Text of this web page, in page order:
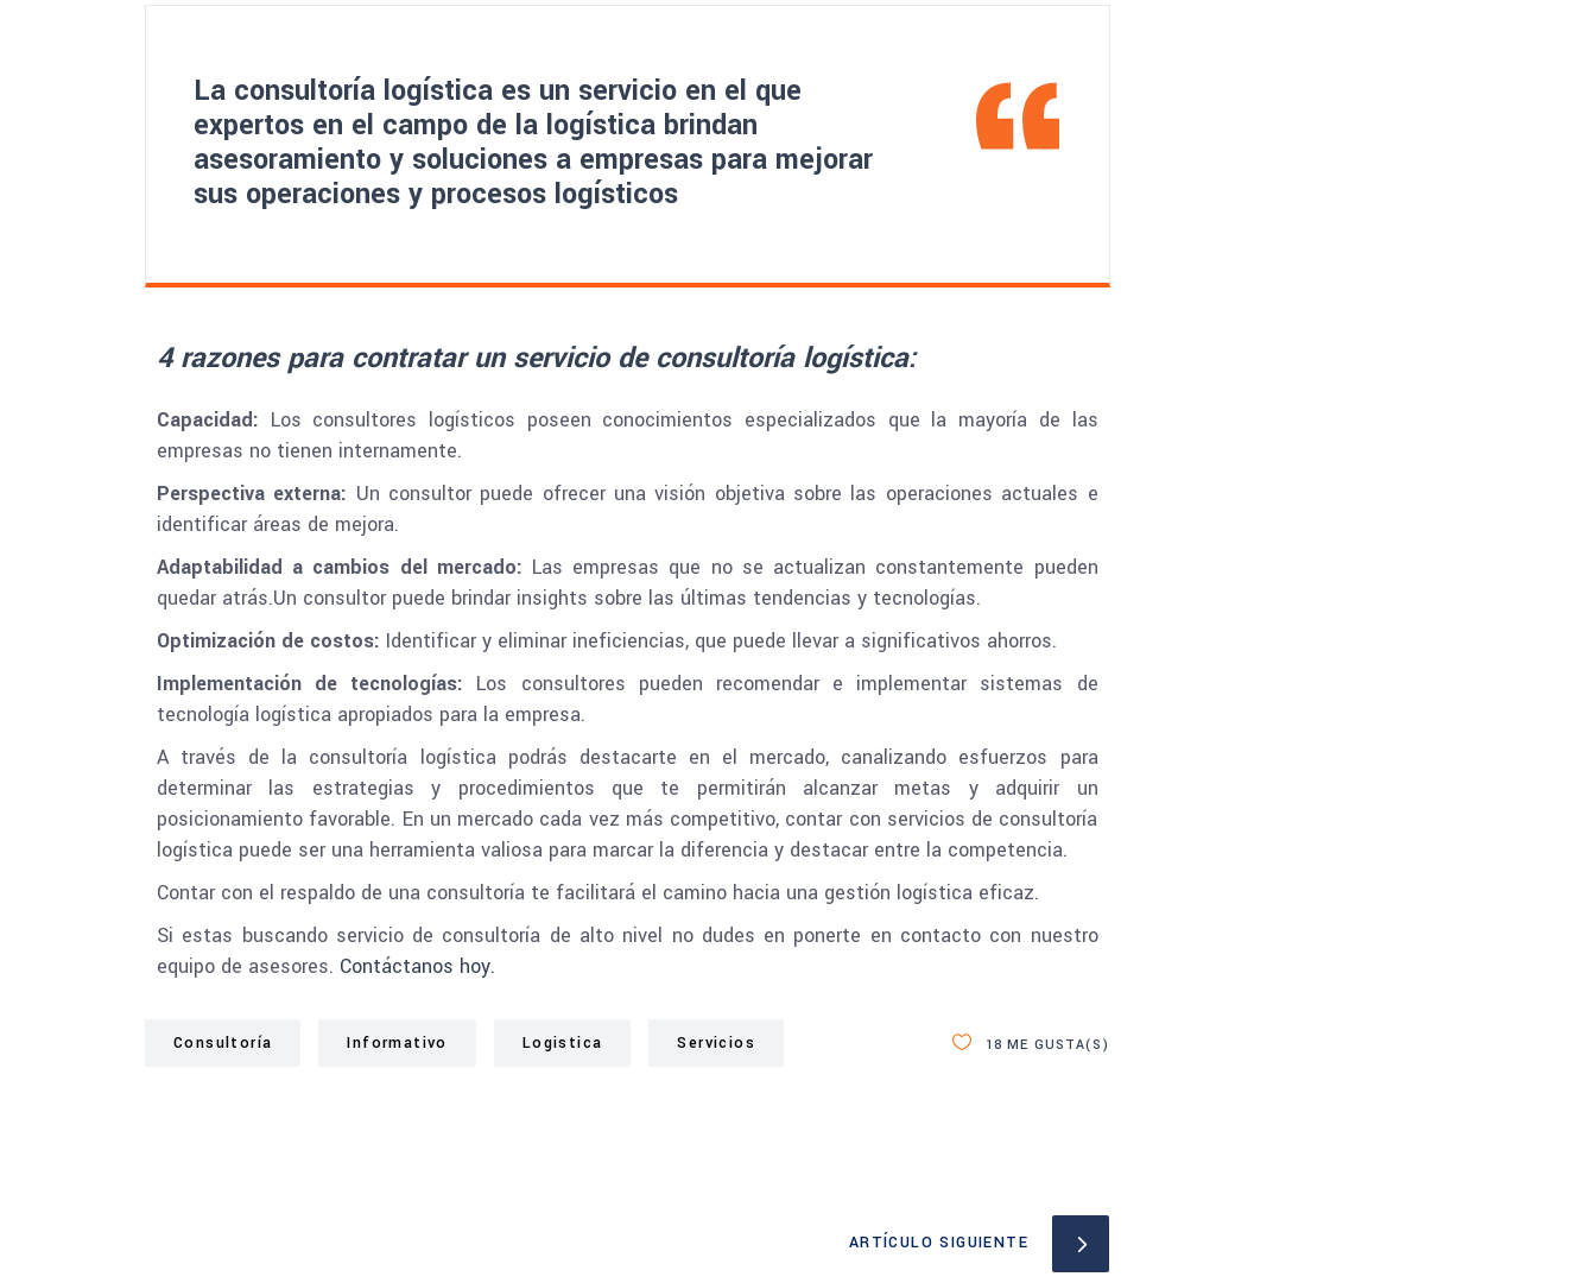
La consultoría logística es un servicio en el que
expertos en el campo de la logística brindan
asesoramiento y soluciones a empresas para mejorar
sus operaciones y procesos logísticos
4 razones para contratar un servicio de consultoría logística:
Capacidad: Los consultores logísticos poseen conocimientos especializados que la mayoría de las
empresas no tienen internamente.
Perspectiva externa: Un consultor puede ofrecer una visión objetiva sobre las operaciones actuales e
identificar áreas de mejora.
Adaptabilidad a cambios del mercado: Las empresas que no se actualizan constantemente pueden
quedar atrás.Un consultor puede brindar insights sobre las últimas tendencias y tecnologías.
Optimización de costos: Identificar y eliminar ineficiencias, que puede llevar a significativos ahorros.
Implementación de tecnologías: Los consultores pueden recomendar e implementar sistemas de
tecnología logística apropiados para la empresa.
A través de la consultoría logística podrás destacarte en el mercado, canalizando esfuerzos para
determinar las estrategias y procedimientos que te permitirán alcanzar metas y adquirir un
posicionamiento favorable. En un mercado cada vez más competitivo, contar con servicios de consultoría
logística puede ser una herramienta valiosa para marcar la diferencia y destacar entre la competencia.
Contar con el respaldo de una consultoría te facilitará el camino hacia una gestión logística eficaz.
Si estas buscando servicio de consultoría de alto nivel no dudes en ponerte en contacto con nuestro
equipo de asesores. Contáctanos hoy.
Consultoría Informativo Logistica Servicios 18 ME GUSTA(S)
ARTÍCULO SIGUIENTE